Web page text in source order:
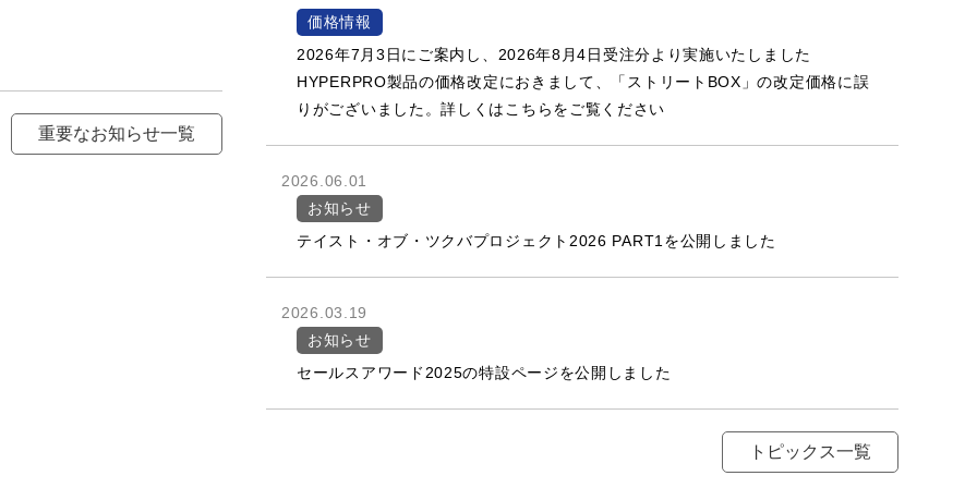
重要なお知らせ一覧
価格情報
2026年7月3日にご案内し、2026年8月4日受注分より実施いたしました
HYPERPRO製品の価格改定におきまして、「ストリートBOX」の改定価格に誤
りがございました。詳しくはこちらをご覧ください
2026.06.01
お知らせ
テイスト・オブ・ツクバプロジェクト2026 PART1を公開しました
2026.03.19
お知らせ
セールスアワード2025の特設ページを公開しました
トピックス一覧